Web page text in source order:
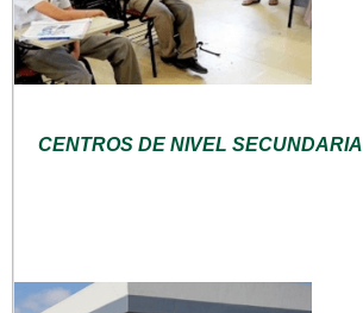
CENTROS DE NIVEL SECUNDARIA